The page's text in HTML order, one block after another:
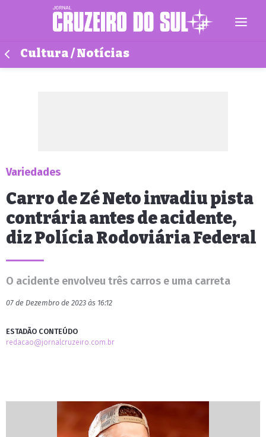
Cultura / Notícias
Variedades
Carro de Zé Neto invadiu pista
contrária antes de acidente,
diz Polícia Rodoviária Federal
O acidente envolveu três carros e uma carreta
07 de Dezembro de 2023 às 16:12
ESTADÃO CONTEÚDO
redacao@jornalcruzeiro.com.br